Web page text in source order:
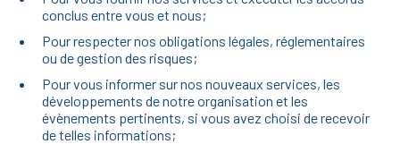
conclus entre vous et nous;
Pour respecter nos obligations légales, réglementaires
ou de gestion des risques;
Pour vous informer sur nos nouveaux services, les
développements de notre organisation et les
évènements pertinents, si vous avez choisi de recevoir
de telles informations;